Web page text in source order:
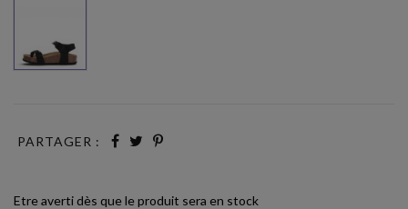
PARTAGER :
Etre averti dès que le produit sera en stock